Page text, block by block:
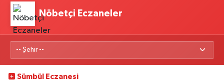
Nöbetçi Eczaneler
Sümbül Eczanesi